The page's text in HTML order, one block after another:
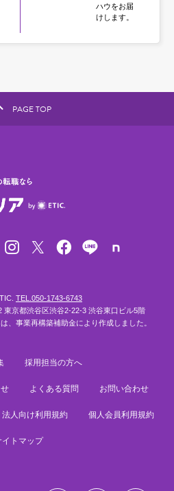
ハウをお届
けします。
PAGE TOP
TEL.050-1743-6743
東京都渋谷区渋谷2-22-3 渋谷東口ビル5階
、事業再構築補助金により作成しました。
採用担当の方へ
よくある質問 お問い合わせ
法人向け利用規約 個人会員利用規約
イトマップ